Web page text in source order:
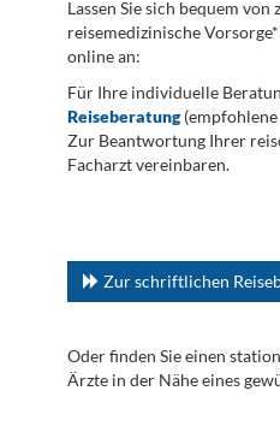
Lassen Sie sich bequem
reisemedizinische
online an:
Für Ihre individuelle
Reiseberatung(empfohlene
Zur Beantwortung Ihrer
Facharzt vereinbaren.
Zur schriftlichen
Oder finden Sie einen
Ärzte in der Nähe eines